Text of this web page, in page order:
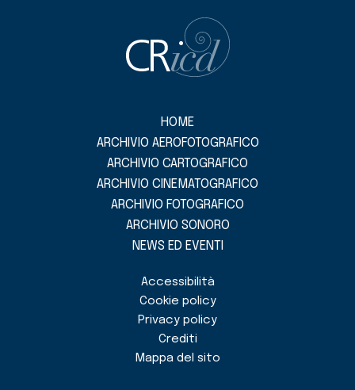
HOME
ARCHIVIO AEROFOTOGRAFICO
ARCHIVIO CARTOGRAFICO
ARCHIVIO CINEMATOGRAFICO
ARCHIVIO FOTOGRAFICO
ARCHIVIO SONORO
NEWS ED EVENTI
Accessibilità
Cookie policy
Privacy policy
Crediti
Mappa del sito